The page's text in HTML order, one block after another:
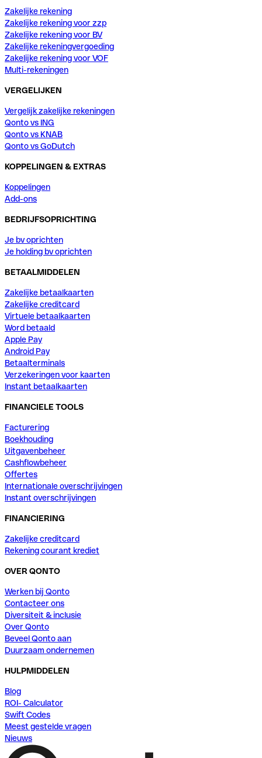
Zakelijke rekening
Zakelijke rekening voor zzp
Zakelijke rekening voor BV
Zakelijke rekeningvergoeding
Zakelijke rekening voor VOF
Multi-rekeningen
VERGELIJKEN
Vergelijk zakelijke rekeningen
Qonto vs ING
Qonto vs KNAB
Qonto vs GoDutch
KOPPELINGEN & EXTRAS
Koppelingen
Add-ons
BEDRIJFSOPRICHTING
Je bv oprichten
Je holding bv oprichten
BETAALMIDDELEN
Zakelijke betaalkaarten
Zakelijke creditcard
Virtuele betaalkaarten
Word betaald
Apple Pay
Android Pay
Betaalterminals
Verzekeringen voor kaarten
Instant betaalkaarten
FINANCIELE TOOLS
Facturering
Boekhouding
Uitgavenbeheer
Cashflowbeheer
Offertes
Internationale overschrijvingen
Instant overschrijvingen
FINANCIERING
Zakelijke creditcard
Rekening courant krediet
OVER QONTO
Werken bij Qonto
Contacteer ons
Diversiteit & inclusie
Over Qonto
Beveel Qonto aan
Duurzaam ondernemen
HULPMIDDELEN
Blog
ROI- Calculator
Swift Codes
Meest gestelde vragen
Nieuws